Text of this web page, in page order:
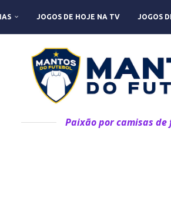
JOGOS DE HOJE NA TV JOGOS
Paixão por camisas